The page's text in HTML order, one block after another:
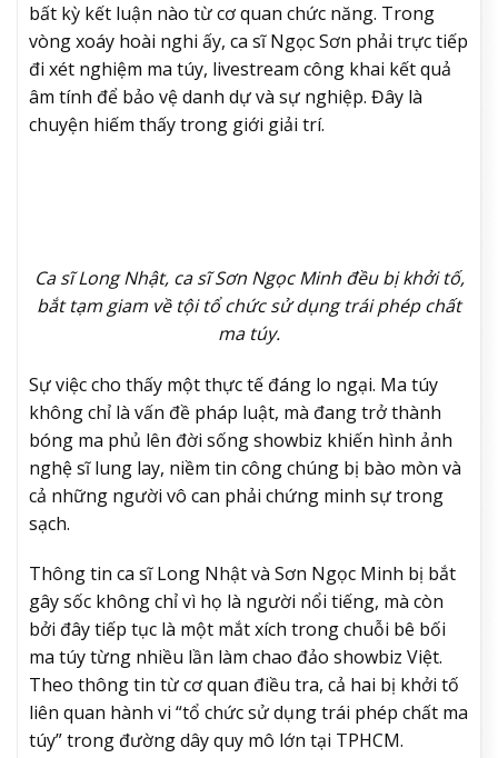
bất kỳ kết luận nào từ cơ quan chức năng. Trong
vòng xoáy hoài nghi ấy, ca sĩ Ngọc Sơn phải trực tiếp
đi xét nghiệm ma túy, livestream công khai kết quả
âm tính để bảo vệ danh dự và sự nghiệp. Đây là
chuyện hiếm thấy trong giới giải trí.
Ca sĩ Long Nhật, ca sĩ Sơn Ngọc Minh đều bị khởi tố,
bắt tạm giam về tội tổ chức sử dụng trái phép chất
ma túy.
Sự việc cho thấy một thực tế đáng lo ngại. Ma túy
không chỉ là vấn đề pháp luật, mà đang trở thành
bóng ma phủ lên đời sống showbiz khiến hình ảnh
nghệ sĩ lung lay, niềm tin công chúng bị bào mòn và
cả những người vô can phải chứng minh sự trong
sạch.
Thông tin ca sĩ Long Nhật và Sơn Ngọc Minh bị bắt
gây sốc không chỉ vì họ là người nổi tiếng, mà còn
bởi đây tiếp tục là một mắt xích trong chuỗi bê bối
ma túy từng nhiều lần làm chao đảo showbiz Việt.
Theo thông tin từ cơ quan điều tra, cả hai bị khởi tố
liên quan hành vi “tổ chức sử dụng trái phép chất ma
túy” trong đường dây quy mô lớn tại TPHCM.